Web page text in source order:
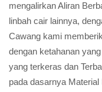
mengalirkan Aliran
linbah cair lainnya,
Cawang kami
dengan ketahanan
yang terkeras dan
pada dasarnya